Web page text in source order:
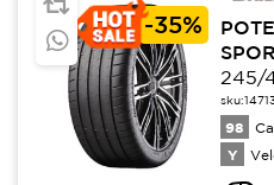
-35%
245/
sku:
98
Y